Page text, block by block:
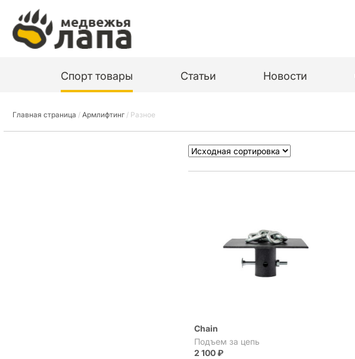
Спорт товары Статьи Новости
Главная страница /Армлифтинг / Разное
Chain
Подъем за цепь
2 100₽